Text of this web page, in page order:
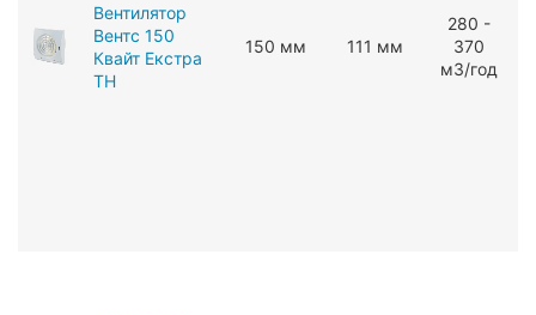
Вентилятор
Вентс 150
Квайт Екстра
ТН
150 мм 111 мм
280 -
370
мЗ/год